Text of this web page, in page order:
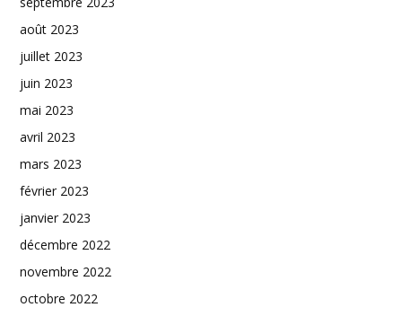
août 2023
juillet 2023
juin 2023
mai 2023
avril 2023
mars 2023
février 2023
janvier 2023
décembre 2022
novembre 2022
octobre 2022